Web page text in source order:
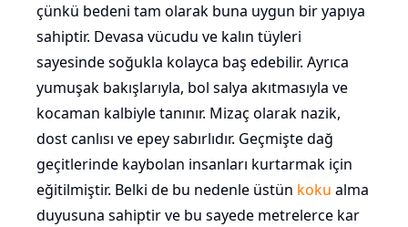
çünkü bedeni tam olarak buna uygun bir yapıya
sahiptir. Devasa vücudu ve kalın tüyleri
sayesinde soğukla kolayca baş edebilir. Ayrıca
yumuşak bakışlarıyla, bol salya akıtmasıyla ve
kocaman kalbiyle tanınır. Mizaç olarak nazik,
dost canlısı ve epey sabırlıdır. Geçmişte dağ
geçitlerinde kaybolan insanları kurtarmak için
eğitilmiştir. Belki de bu nedenle üstün koku alma
duyusuna sahiptir ve bu sayede metrelerce kar